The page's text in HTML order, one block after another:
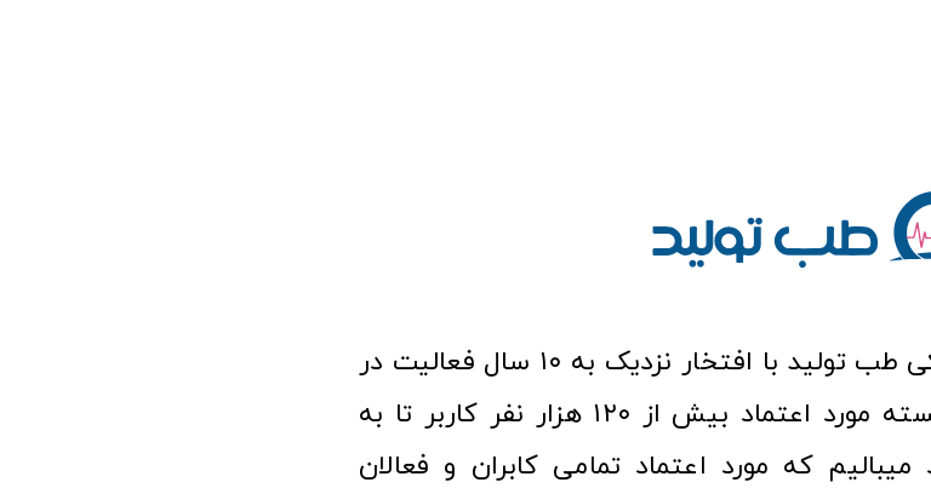
فروشگاه آنلاین تجهیزات پزشکی طب تولید با افتخار نزدیک به ۱۰ سال فعالیت در
عرصه کالا و لوازم پزشکی توانسته مورد اعتماد بیش از ۱۲۰ هزار نفر کاربر تا به
که مورد اعتماد تمامی کابران و فعالان